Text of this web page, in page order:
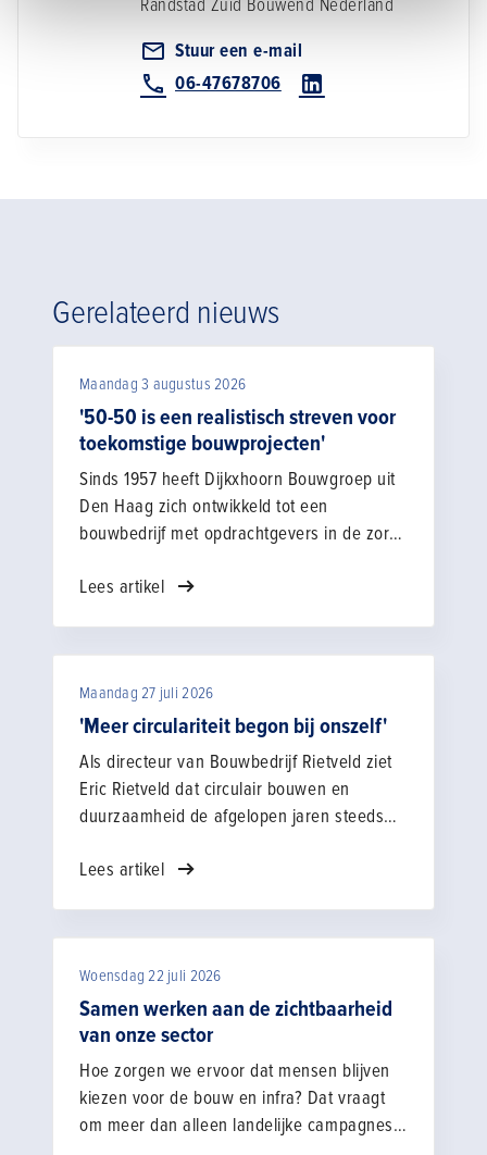
Randstad Zuid Bouwend Nederland
Stuur een e-mail
06-47678706
Gerelateerd nieuws
Maandag 3 augustus 2026
'50-50 is een realistisch streven voor
toekomstige bouwprojecten'
Sinds 1957 heeft Dijkxhoorn Bouwgroep uit
Den Haag zich ontwikkeld tot een
bouwbedrijf met opdrachtgevers in de zorg,
particulieren. Om met de tijd mee te groeien
geleden innovatiemanager Hidde Luzac
aan.
Lees artikel
Maandag 27 juli 2026
'Meer circulariteit begon bij onszelf'
Als directeur van Bouwbedrijf Rietveld ziet
Eric Rietveld dat circulair bouwen en
duurzaamheid de afgelopen jaren steeds
kosten, een toenemende schaarste aan
Lees artikel
Woensdag 22 juli 2026
Samen werken aan de zichtbaarheid
van onze sector
Hoe zorgen we ervoor dat mensen blijven
kiezen voor de bouw en infra? Dat vraagt
om meer dan alleen landelijke campagnes.